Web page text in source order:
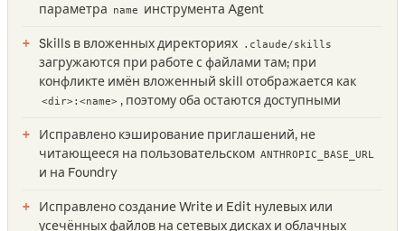
параметра
name инструмента Agent
Skills в вложенных директориях .claude/skills
загружаются при работе с файлами там; при
конфликте имён вложенный skill отображается как
<dir>:<name> , поэтому оба остаются доступными
Исправлено кэширование приглашений, не
читающееся на пользовательском ANTHROPIC_BASE_URL
и на Foundry
Исправлено создание Write и Edit нулевых или
усечённых файлов на сетевых дисках и облачных